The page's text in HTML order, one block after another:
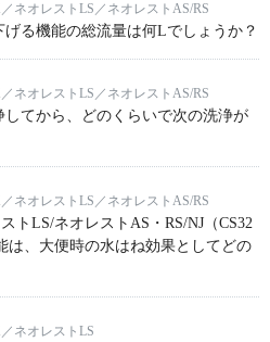
ネオレストLS／ネオレストAS/RS
る機能の総流量は何Lでしょうか？
ネオレストLS／ネオレストAS/RS
してから、どのくらいで次の洗浄が
ネオレストLS／ネオレストAS/RS
トLS/ネオレストAS・RS/NJ（CS32
は、大便時の水はね効果としてどの
ネオレストLS